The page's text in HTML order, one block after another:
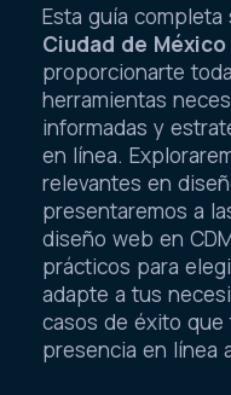
Esta guía completa
Ciudad de México
proporcionarte
herramientas
informadas y
en línea.
relevantes en
presentaremos a
diseño web en
prácticos para
adapte a tus
casos de éxito que
presencia en línea